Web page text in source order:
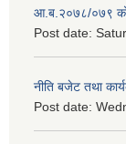
आ.ब.२०७८/०७९
Post date:
नीति बजेट तथा
Post date: